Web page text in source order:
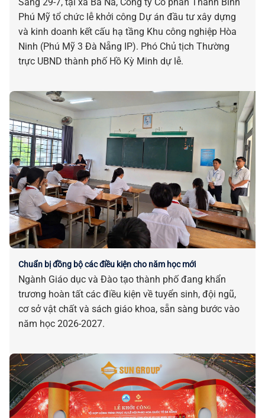
Phú Mỹ tổ chức lễ khởi công Dự án đầu tư xây dựng
và kinh doanh kết cấu hạ tầng Khu công nghiệp Hòa
Ninh (Phú Mỹ 3 Đà Nẵng IP). Phó Chủ tịch Thường
trực UBND thành phố Hồ Kỳ Minh dự lễ.
Chuẩn bị đồng bộ các điều kiện cho năm học mới
Ngành Giáo dục và Đào tạo thành phố đang khẩn
trương hoàn tất các điều kiện về tuyển sinh, đội ngũ,
cơ sở vật chất và sách giáo khoa, sẵn sàng bước vào
năm học 2026-2027.